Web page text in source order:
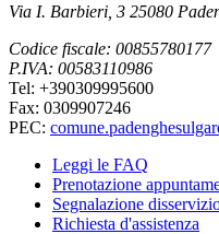
Via I. Barbieri, 3 25080
Codice fiscale: 00855780177
P.IVA: 00583110986
Tel: +390309995600
Fax: 0309907246
PEC:
Leggi le FAQ
Prenotazione
Segnalazione
Richiesta d'assistenza